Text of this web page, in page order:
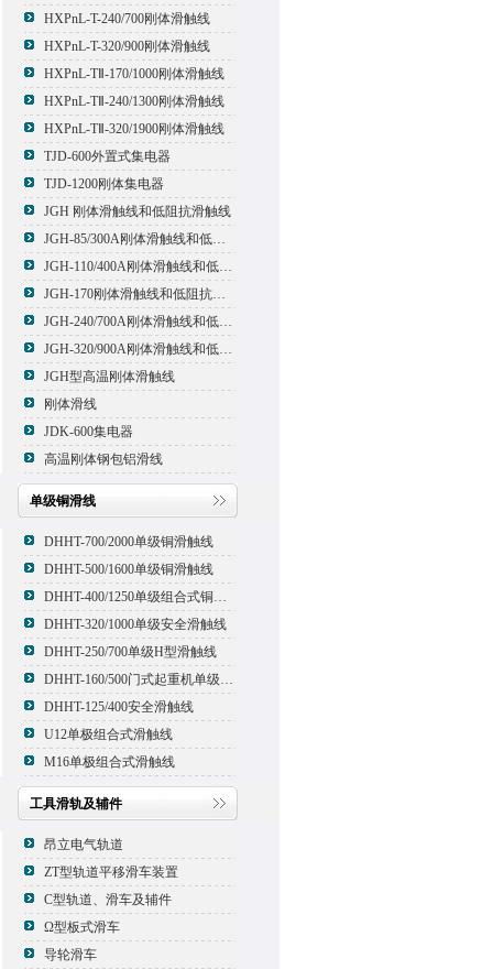
HXPnL-T-240/700刚体滑触线
HXPnL-T-320/900刚体滑触线
HXPnL-TⅡ-170/1000刚体滑触线
HXPnL-TⅡ-240/1300刚体滑触线
HXPnL-TⅡ-320/1900刚体滑触线
TJD-600外置式集电器
TJD-1200刚体集电器
JGH 刚体滑触线和低阻抗滑触线
JGH-85/300A刚体滑触线和低阻抗滑触线
JGH-110/400A刚体滑触线和低阻抗滑触线
JGH-170刚体滑触线和低阻抗滑触线
JGH-240/700A刚体滑触线和低阻抗滑触线
JGH-320/900A刚体滑触线和低阻抗滑触线
JGH型高温刚体滑触线
刚体滑线
JDK-600集电器
高温刚体钢包铝滑线
单级铜滑线
DHHT-700/2000单级铜滑触线
DHHT-500/1600单级铜滑触线
DHHT-400/1250单级组合式铜滑线,滑触线
DHHT-320/1000单级安全滑触线
DHHT-250/700单级H型滑触线
DHHT-160/500门式起重机单级组合式滑触线
DHHT-125/400安全滑触线
U12单极组合式滑触线
M16单极组合式滑触线
工具滑轨及辅件
昂立电气轨道
ZT型轨道平移滑车装置
C型轨道、滑车及辅件
Ω型板式滑车
导轮滑车